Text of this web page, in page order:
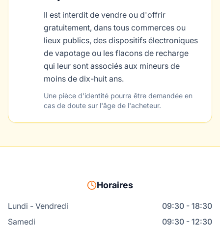
Il est interdit de vendre ou d'offrir
gratuitement, dans tous commerces ou
lieux publics, des dispositifs électroniques
de vapotage ou les flacons de recharge
qui leur sont associés aux mineurs de
moins de dix-huit ans.
Une pièce d'identité pourra être demandée en
cas de doute sur l'âge de l'acheteur.
Horaires
Lundi - Vendredi
09:30 - 18:30
Samedi
09:30 - 12:30